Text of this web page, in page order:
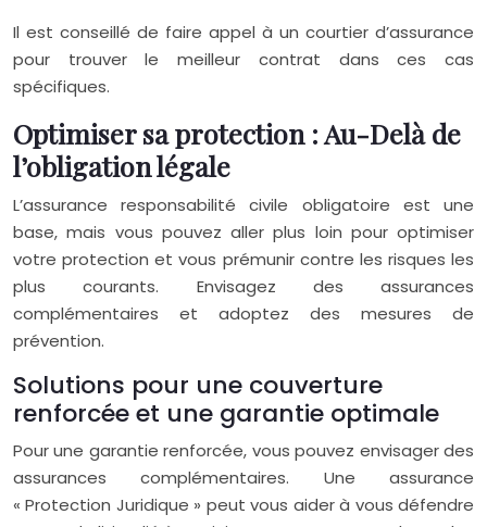
Il est conseillé de faire appel à un courtier d’assurance
pour trouver le meilleur contrat dans ces cas
spécifiques.
Optimiser sa protection : Au-Delà de
l’obligation légale
L’assurance responsabilité civile obligatoire est une
base, mais vous pouvez aller plus loin pour optimiser
votre protection et vous prémunir contre les risques les
plus courants. Envisagez des assurances
complémentaires et adoptez des mesures de
prévention.
Solutions pour une couverture
renforcée et une garantie optimale
Pour une garantie renforcée, vous pouvez envisager des
assurances complémentaires. Une assurance
« Protection Juridique » peut vous aider à vous défendre